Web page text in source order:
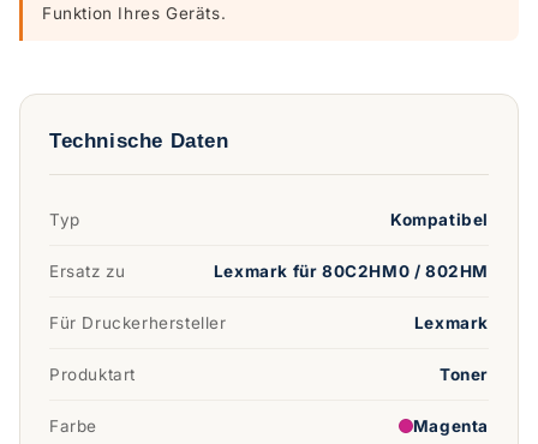
Funktion Ihres Geräts.
Technische Daten
Typ Kompatibel
Ersatz zu Lexmark für 80C2HM0 / 802HM
Für Druckerhersteller Lexmark
Produktart Toner
Farbe Magenta